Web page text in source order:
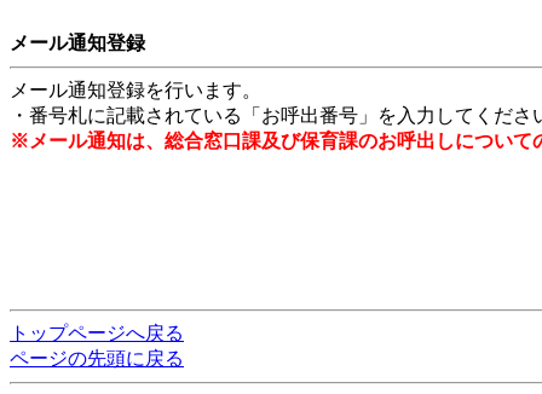
メール通知登録
メール通知登録を行います。
・番号札に記載されている「お呼出番号」を入力してくださ
※メール通知は、総合窓口課及び保育課のお呼出しについて
トップページへ戻る
ページの先頭に戻る